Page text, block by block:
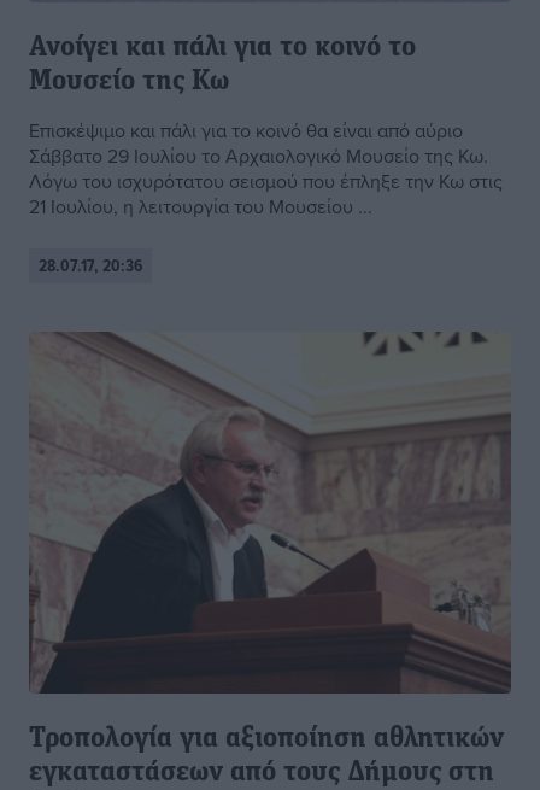
Ανοίγει και πάλι για το κοινό το
Μουσείο της Κω
Επισκέψιμο και πάλι για το κοινό θα είναι από αύριο
Σάββατο 29 Ιουλίου το Αρχαιολογικό Μουσείο της Κω.
Λόγω του ισχυρότατου σεισμού που έπληξε την Κω στις
21 Ιουλίου, η λειτουργία του Μουσείου ...
28.07.17, 20:36
Τροπολογία για αξιοποίηση αθλητικών
εγκαταστάσεων από τους Δήμους στη